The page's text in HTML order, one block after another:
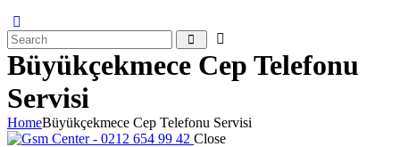
Büyükçekmece Cep Telefonu
Servisi
HomeBüyükçekmece Cep Telefonu Servisi
Close